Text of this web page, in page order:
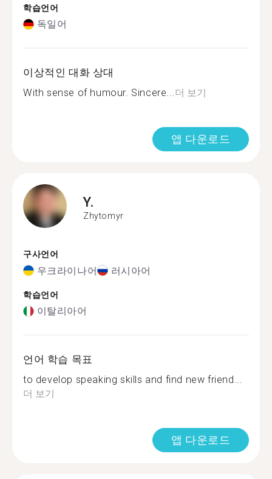
학습언어
독일어
이상적인 대화 상대
With sense of humour. Sincere...더 보기
앱 다운로드
Y.
Zhytomyr
구사언어
우크라이나어 러시아어
학습언어
이탈리아어
언어 학습 목표
to develop speaking skills and find new friend...
더 보기
앱 다운로드